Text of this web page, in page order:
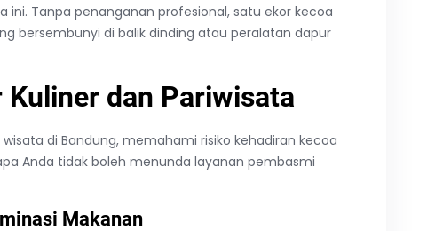
Tanpa penanganan profesional, satu ekor kecoa
bersembunyi di balik dinding atau peralatan dapur
Kuliner dan Pariwisata
di Bandung, memahami risiko kehadiran kecoa
Anda tidak boleh menunda layanan pembasmi
Makanan